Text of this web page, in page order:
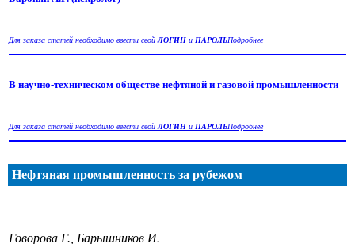
Для заказа статей необходимо ввести свойЛОГИН и ПАРОЛЬПодробнее
В научно-техническом обществе нефтяной и газовой промышленности
Для заказа статей необходимо ввести свойЛОГИН и ПАРОЛЬПодробнее
Нефтяная промышленность за рубежом
Говорова Г., Барышников И.